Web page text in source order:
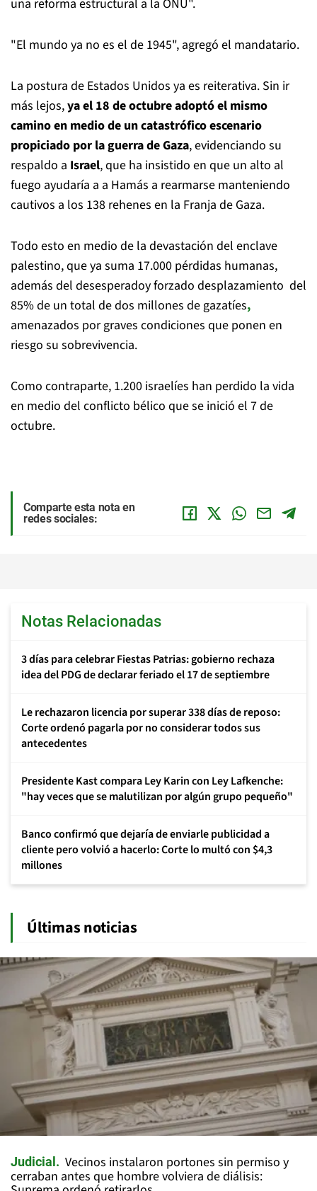
una reforma estructural a la ONU".
"El mundo ya no es el de 1945", agregó el mandatario.
La postura de Estados Unidos ya es reiterativa. Sin ir
más lejos,ya el 18 de octubre adoptó el mismo
camino en medio de un catastrófico escenario
propiciado por la guerra de Gaza, evidenciando su
respaldo a Israel, que ha insistido en que un alto al
fuego ayudaría a a Hamás a rearmarse manteniendo
cautivos a los 138 rehenes en la Franja de Gaza.
Todo esto en medio de la devastación del enclave
palestino, que ya suma 17.000 pérdidas humanas,
además del desesperadoy forzado desplazamiento del
85% de un total de dos millones de gazatíes,
amenazados por graves condiciones que ponen en
riesgo su sobrevivencia.
Como contraparte, 1.200 israelíes han perdido la vida
en medio del conflicto bélico que se inició el 7 de
octubre.
Comparte esta nota en
redes sociales:
Notas Relacionadas
3 días para celebrar Fiestas Patrias: gobierno rechaza
idea del PDG de declarar feriado el 17 de septiembre
Le rechazaron licencia por superar 338 días de reposo:
Corte ordenó pagarla por no considerar todos sus
antecedentes
Presidente Kast compara Ley Karin con Ley Lafkenche:
"hay veces que se malutilizan por algún grupo pequeño"
Banco confirmó que dejaría de enviarle publicidad a
cliente pero volvió a hacerlo: Corte lo multó con $4,3
millones
Últimas noticias
Judicial
Vecinos instalaron portones sin permiso y
cerraban antes que hombre volviera de diálisis: